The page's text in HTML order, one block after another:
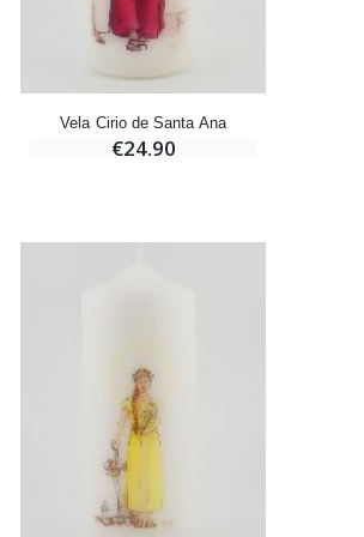
Vela Cirio de Santa Ana
€24.90